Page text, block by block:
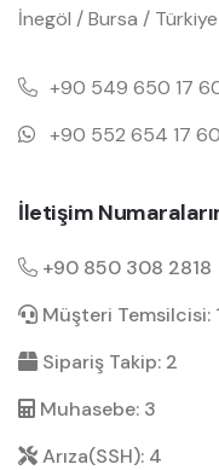
İnegöl / Bursa / Türkiye
+90 549 650 17
+90 552 654 17 60
İletişim
+90 850 308 2818
Müşteri Temsilcisi:
Sipariş Takip: 2
Muhasebe: 3
Arıza(SSH): 4